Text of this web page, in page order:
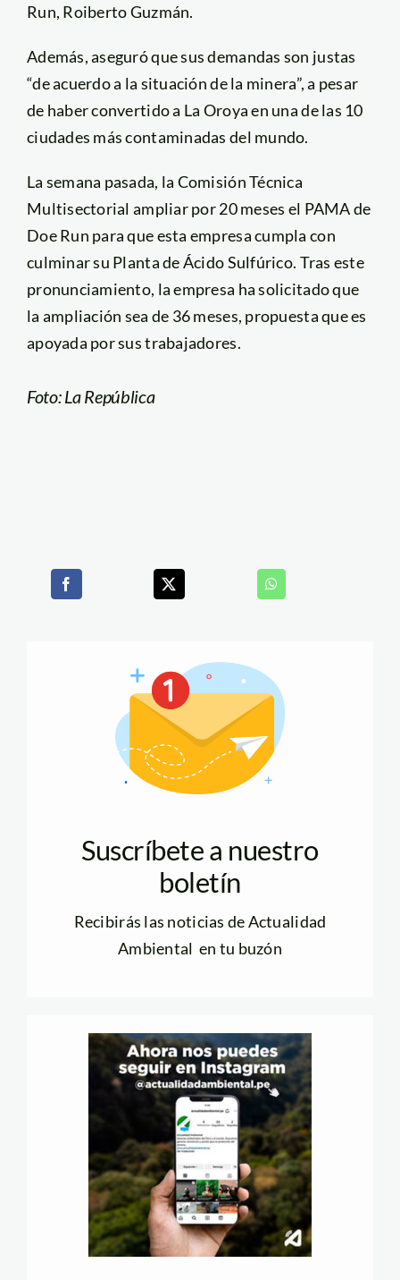
Run, Roiberto Guzmán.
Además, aseguró que sus demandas son justas
“de acuerdo a la situación de la minera”, a pesar
de haber convertido a La Oroya en una de las 10
ciudades más contaminadas del mundo.
La semana pasada, la Comisión Técnica
Multisectorial ampliar por 20 meses el PAMA de
Doe Run para que esta empresa cumpla con
culminar su Planta de Ácido Sulfúrico. Tras este
pronunciamiento, la empresa ha solicitado que
la ampliación sea de 36 meses, propuesta que es
apoyada por sus trabajadores.
Foto: La República
Suscríbete a nuestro
boletín
Recibirás las noticias de Actualidad
Ambiental en tu buzón